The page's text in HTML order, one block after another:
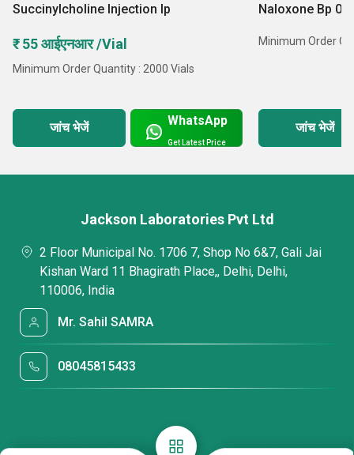
Succinylcholine Injection Ip
₹ 55 आईएनआर /Vial
Minimum Order Quantity : 2000 Vials
जांच भेजें WhatsApp
Get Latest Price
Naloxone Bp
Minimum Order
जांच भेजें
Jackson Laboratories Pvt Ltd
2 Floor Municipal No. 1706 7, Shop No 6&7, Gali Jai
Kishan Ward 11 Bhagirath Place,, Delhi, Delhi,
110006, India
Mr. Sahil SAMRA
08045815433